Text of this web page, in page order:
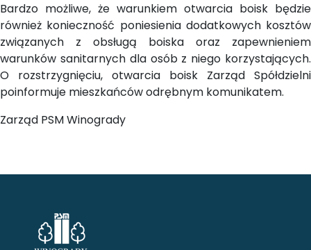
Bardzo możliwe, że warunkiem otwarcia boisk będzie
również konieczność poniesienia dodatkowych kosztów
związanych z obsługą boiska oraz zapewnieniem
warunków sanitarnych dla osób z niego korzystających.
O rozstrzygnięciu, otwarcia boisk Zarząd Spółdzielni
poinformuje mieszkańców odrębnym komunikatem.
Zarząd PSM Winogrady